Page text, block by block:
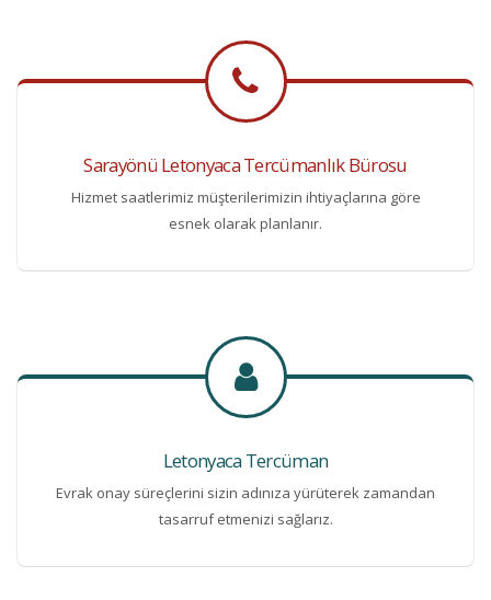
Sarayönü Letonyaca Tercümanlık Bürosu
Hizmet saatlerimiz müşterilerimizin ihtiyaçlarına göre
esnek olarak planlanır.
Letonyaca Tercüman
Evrak onay süreçlerini sizin adınıza yürüterek zamandan
tasarruf etmenizi sağlarız.